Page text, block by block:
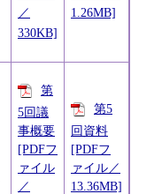
／
330KB]
1.26MB]
第
5回議
事概要
[PDFフ
ァイル
／
第5
回資料
[PDFフ
ァイル／
13.36MB]